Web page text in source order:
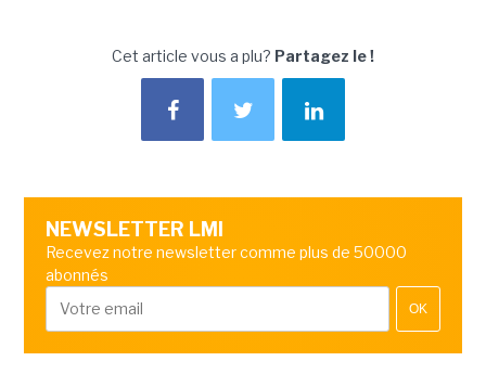
Cet article vous a plu? Partagez le !
NEWSLETTER LMI
Recevez notre newsletter comme plus de 50000
abonnés
OK